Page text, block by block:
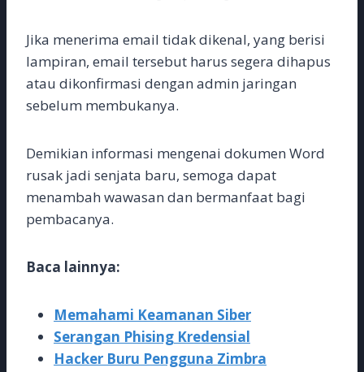
Jika menerima email tidak dikenal, yang berisi
lampiran, email tersebut harus segera dihapus
atau dikonfirmasi dengan admin jaringan
sebelum membukanya.
Demikian informasi mengenai dokumen Word
rusak jadi senjata baru, semoga dapat
menambah wawasan dan bermanfaat bagi
pembacanya.
Baca lainnya:
Memahami Keamanan Siber
Serangan Phising Kredensial
Hacker Buru Pengguna Zimbra